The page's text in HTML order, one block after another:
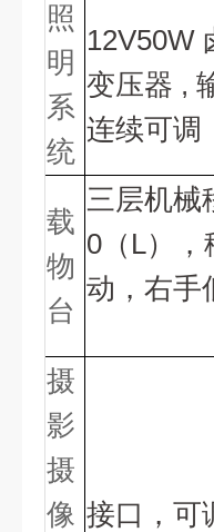
照
明
系
统
12V50W
变压器 ,
连续可调
载
物
台
三层机械
0（L），
动，右手
摄
影
摄
像 接口，可